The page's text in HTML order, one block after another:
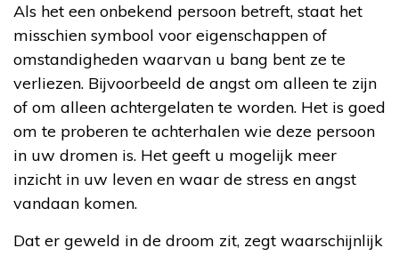
Als het een onbekend persoon betreft, staat het
misschien symbool voor eigenschappen of
omstandigheden waarvan u bang bent ze te
verliezen. Bijvoorbeeld de angst om alleen te zijn
of om alleen achtergelaten te worden. Het is goed
om te proberen te achterhalen wie deze persoon
in uw dromen is. Het geeft u mogelijk meer
inzicht in uw leven en waar de stress en angst
vandaan komen.
Dat er geweld in de droom zit, zegt waarschijnlijk